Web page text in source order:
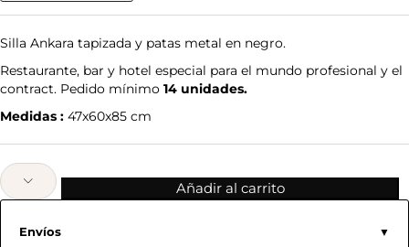
Silla Ankara tapizada y patas metal en negro.
Restaurante, bar y hotel especial para el mundo profesional y el
contract. Pedido mínimo 14 unidades.
Medidas : 47x60x85 cm
Añadir al carrito
Envíos